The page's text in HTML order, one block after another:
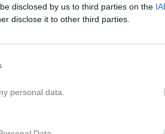
disclosed by us to third parties on the
disclose it to other third parties.
personal data.
Kan inte komma på någon ”idol”. Men
mycket med vänner, tränar, är med familj